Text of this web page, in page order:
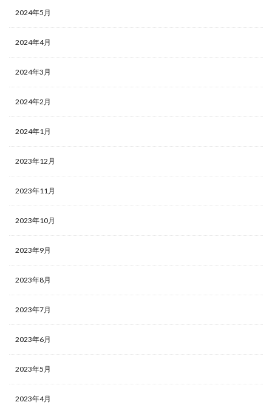
2024年5月
2024年4月
2024年3月
2024年2月
2024年1月
2023年12月
2023年11月
2023年10月
2023年9月
2023年8月
2023年7月
2023年6月
2023年5月
2023年4月